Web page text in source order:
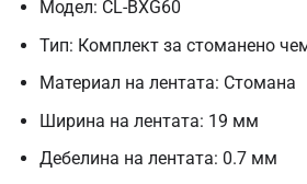
Модел: CL-BXG60
Тип: Комплект за стоманено
Материал на лентата: Стомана
Ширина на лентата: 19 мм
Дебелина на лентата: 0.7 мм